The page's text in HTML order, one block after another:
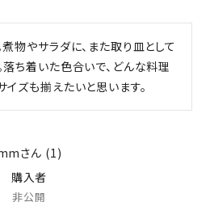
煮物やサラダに、また取り皿として
落ち着いた色合いで、どんな料理
イズも揃えたいと思います。
1
購入者
非公開